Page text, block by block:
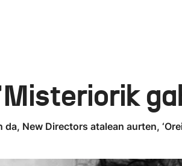
New Directors atalean aurten,